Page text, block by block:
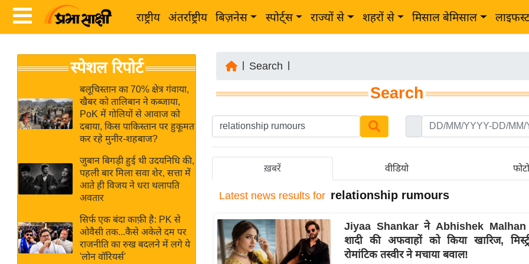
राष्ट्रीय अंतर्राष्ट्रीय बिज़नेस स्पोर्ट्स राज्यों से शहरों से मिसाल बेमिसाल
News
Hindi
Hindi
Live
News in
Hindi
ब
र
अंतर्राष्ट्रीय
बिज़नेस
उद्योग
विशेषज्ञ
राय
स्पेशल रिपोर्ट
बलूचिस्तान का 70% क्षेत्र गंवाया,
खैबर को तालिबान ने कब्जाया,
PoK में गोलियों से आवाज को
दबाया, किस पाकिस्तान पर हुकूमत
कर रहे मुनीर-शहबाज?
जुबान बिगड़ी हुई थी उदयनिधि की,
पहली बार मिला सवा शेर, सत्ता में
आते ही विजय ने धरा थलापति
अवतार
सिर्फ एक बंदा काफ़ी है: PK से
ओवैसी तक...कैसे अकेले दम पर
राजनीति का रुख बदलने में लगे ये
'लोन वॉरियर्स'
Search
Search
ख़बरें वीडियो फोटो
Latest news results for relationship rumours
Jiyaa Shankar ने Abhishek
शादी की अफवाहों को किया खारिज,
रोमांटिक तस्वीर ने मचाया बवाल!